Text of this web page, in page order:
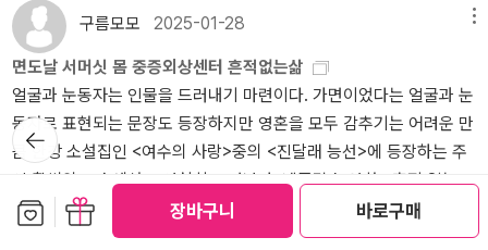
장바구니 바로구매
며 출판 작업을 하고 있는 지도 모른다는 상상을 해본다...... 그러다가
저러다가 나중에 또 혹시 나 이 소설 읽었다는 상상도 하게 될지 모르
지....그거 재미있어,,,,마키아벨리 나오는 소설이잖아!! 어쩌고 하면
서.. ㅎㅎㅎ
구름모모 2025-01-28
면도날 서머싯 몸 중증외상센터 흔적없는삶
얼굴과 눈동자는 인물을 드러내기 마련이다. 가면이었다는 얼굴과 눈
동자로 표현되는 문장도 등장하지만 영혼을 모두 감추기는 어려운 만
큼 한강 소설집인 <여수의 사랑>중의 <진달래 능선>에 등장하는 주
인 황씨의 모습에서도 여실히 드러난다. ​​넷플릭스 영화 <흔적 없는
삶>에서도 다르지가 않다. 참전한 군인의 황폐한 영혼을 다루는 영화
를 보면서 서머싯 몸 작가의 <면도날> 세계문학전집 소설이 생각나
뒤로가
기